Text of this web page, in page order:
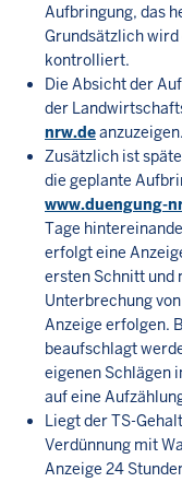
Aufbringung, das
Grundsätzlich wird
kontrolliert.
Die Absicht der
der
nrw.deanzuzeigen.
Zusätzlich ist
die geplante
www.duengung-
Tage
erfolgt eine
ersten Schnitt und
Unterbrechung
Anzeige erfolgen.
beaufschlagt
eigenen Schlägen
auf eine
Liegt der TS-
Verdünnung mit
Anzeige 24